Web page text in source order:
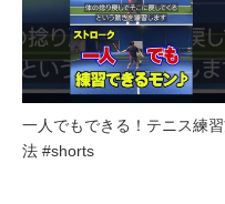
一人でもできる！テニス練
法 #shorts